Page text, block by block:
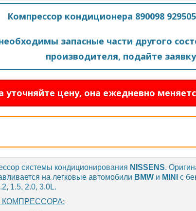
Компрессор кондиционера 890098
запасные части другого
производителя, подайте
уточняйте цену, она ежедневно
системы кондиционирования NISSENS.
на легковые автомобили BMW и MINI
с
1.5, 2.0, 3.0L.